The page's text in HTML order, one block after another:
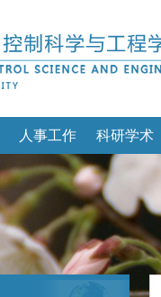
人事工作 科研学术